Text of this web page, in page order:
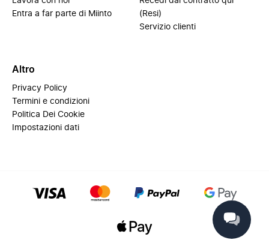
Entra a far parte di Miinto
(Resi)
Servizio clienti
Altro
Privacy Policy
Termini e condizioni
Politica Dei Cookie
Impostazioni dati